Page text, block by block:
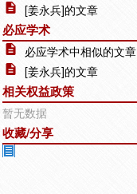
[姜永兵]的文章
必应学术
必应学术中相似的文章
[姜永兵]的文章
相关权益政策
暂无数据
收藏/分享